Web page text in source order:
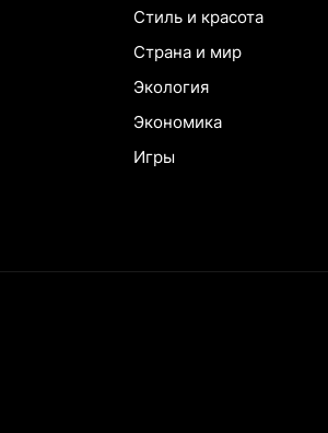
Стиль и красота
Страна и мир
Экология
Экономика
Игры